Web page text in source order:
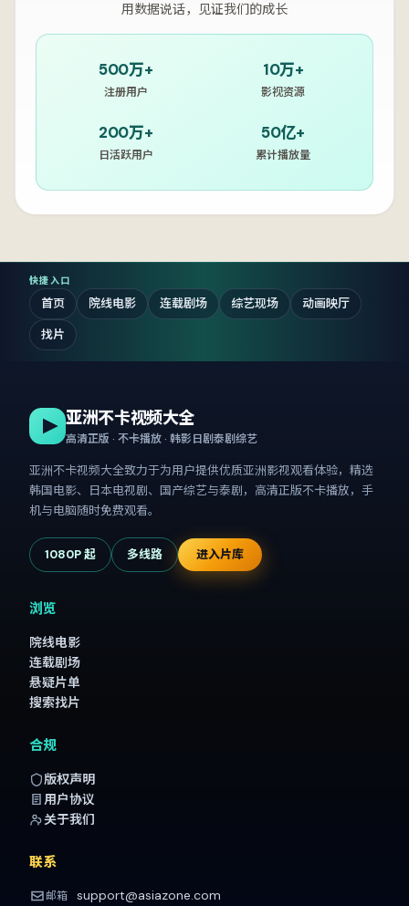
用数据说话，见证我们的成长
500万+
注册用户
10万+
影视资源
200万+
日活跃用户
50亿+
累计播放量
快捷入口
首页 院线电影 连载剧场 综艺现场
动画映厅
找片
亚洲不卡视频大全
高清正版 · 不卡播放 · 韩影日剧泰剧综艺
亚洲不卡视频大全致力于为用户提供优质亚洲影视观看体验，精选
韩国电影、日本电视剧、国产综艺与泰剧，高清正版不卡播放，手
机与电脑随时免费观看。
1080P 起 多线路 进入片库
浏览
院线电影
连载剧场
悬疑片单
搜索找片
合规
版权声明
用户协议
关于我们
联系
邮箱 support@asiazone.com